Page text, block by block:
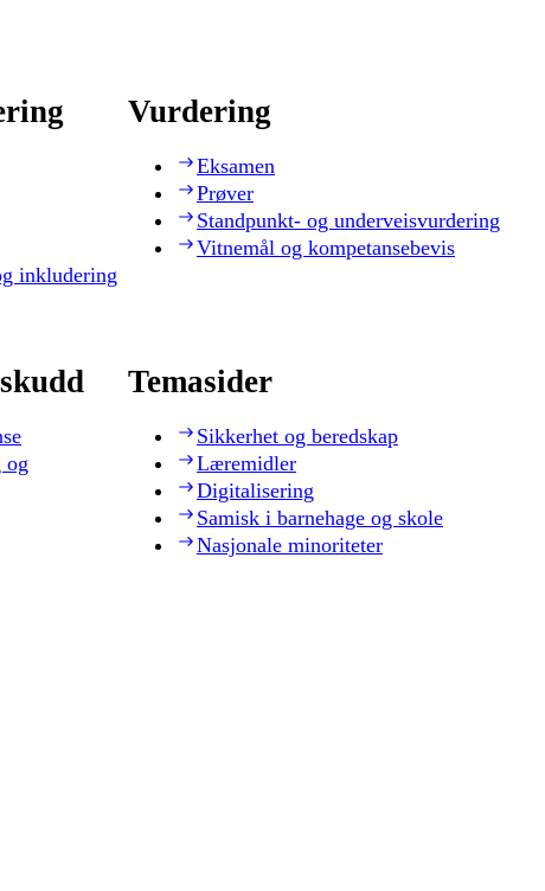
inkludering
Vurdering
Eksamen
Prøver
Standpunkt- og underveisvurdering
Vitnemål og kompetansebevis
og
Temasider
Sikkerhet og beredskap
Læremidler
Digitalisering
Samisk i barnehage og skole
Nasjonale minoriteter